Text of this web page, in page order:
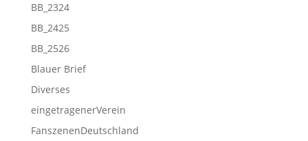
BB_2324
BB_2425
BB_2526
Blauer Brief
Diverses
eingetragenerVerein
FanszenenDeutschland